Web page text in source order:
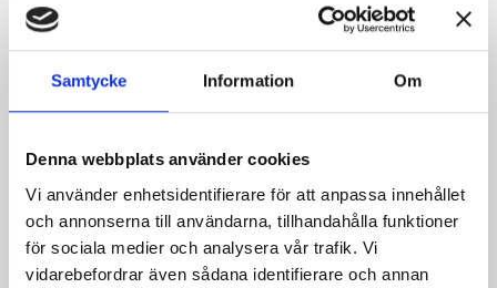
Samtycke Information Om
Denna webbplats använder cookies
Vi använder enhetsidentifierare för att anpassa innehållet
och annonserna till användarna, tillhandahålla funktioner
för sociala medier och analysera vår trafik. Vi
vidarebefordrar även sådana identifierare och annan
Kunder som köpt denna produkt köpte
också: